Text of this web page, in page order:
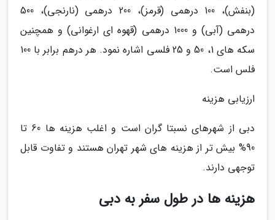
(بنفش)، 100 درهمی (قرمز)، 200 درهمی (نارنجی)، 500
درهمی (آبی) و 1000 درهمی (قهوه ای ارغوانی) و همچنین
سکه های 1، 50 و 25 فلسی اشاره نمود. هر درهم برابر با 100
فلس است.
ارزیابی هزینه
دبی از شهرهای نسبتا گران است و اغلب هزینه ها 60 تا
90% بیش تر از هزینه های شهر تهران هستند و تفاوت قابل
توجهی دارند.
هزینه ها در طول سفر به دبی